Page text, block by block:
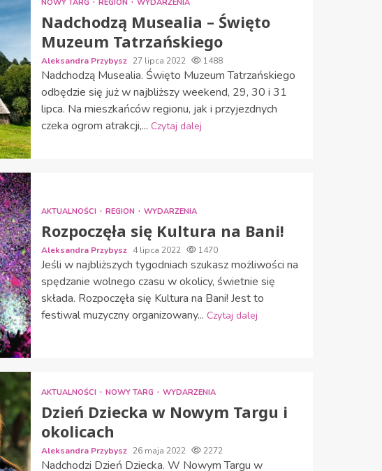
NOWY TARG REGION WYDARZENIA
Nadchodzą Musealia – Święto
Muzeum Tatrzańskiego
Aleksandra Przybysz 27 lipca 2022 1488
Nadchodzą Musealia. Święto Muzeum Tatrzańskiego
odbędzie się już w najbliższy weekend, 29, 30 i 31
lipca. Na mieszkańców regionu, jak i przyjezdnych
czeka ogrom atrakcji,... Czytaj dalej
AKTUALNOŚCI REGION WYDARZENIA
Rozpoczęła się Kultura na Bani!
Aleksandra Przybysz 4 lipca 2022 1470
Jeśli w najbliższych tygodniach szukasz możliwości na
spędzanie wolnego czasu w okolicy, świetnie się
składa. Rozpoczęła się Kultura na Bani! Jest to
festiwal muzyczny organizowany... Czytaj dalej
AKTUALNOŚCI NOWY TARG WYDARZENIA
Dzień Dziecka w Nowym Targu i
okolicach
Aleksandra Przybysz 26 maja 2022 2272
Nadchodzi Dzień Dziecka. W Nowym Targu w